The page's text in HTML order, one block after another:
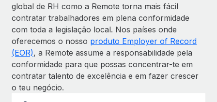
global de RH como a Remote torna mais fácil
contratar trabalhadores em plena conformidade
com toda a legislação local. Nos países onde
oferecemos o nosso produto Employer of Record
(EOR), a Remote assume a responsabilidade pela
conformidade para que possas concentrar-te em
contratar talento de excelência e em fazer crescer
o teu negócio.